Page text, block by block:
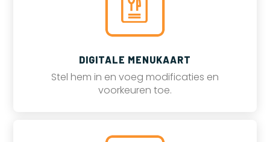
DIGITALE MENUKAART
Stel hem in en voeg modificaties en
voorkeuren toe.